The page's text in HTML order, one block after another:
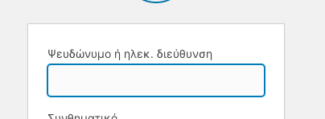
Ψευδώνυμο ή ηλεκ. διεύθυνση